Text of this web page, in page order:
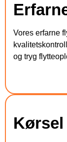
Vores erfarne
og tryg